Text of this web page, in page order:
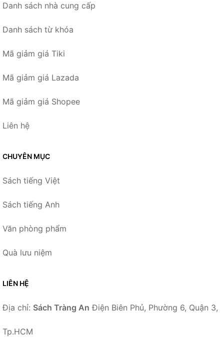
Danh sách nhà cung cấp
Danh sách từ khóa
Mã giảm giá Tiki
Mã giảm giá Lazada
Mã giảm giá Shopee
Liên hệ
CHUYÊN MỤC
Sách tiếng Việt
Sách tiếng Anh
Văn phòng phẩm
Quà lưu niệm
LIÊN HỆ
Địa chỉ: Sách Tràng An Điện Biên Phủ, Phường 6, Quận 3,
Tp.HCM